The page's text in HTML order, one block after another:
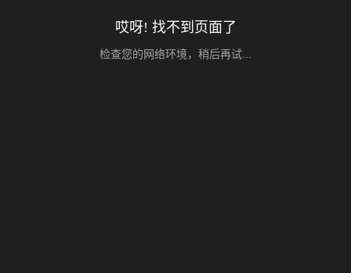
哎呀! 找不到页面了
检查您的网络环境，稍后再试...